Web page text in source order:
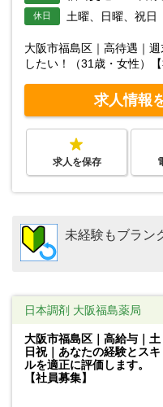
休日 土曜、日曜、祝日
大阪市福島区｜高待遇｜
したい！（31歳・女性）【
求人情報
求人を保存
未経験もブラン
日本調剤 大阪福島薬局
大阪市福島区｜高給与｜土
日祝｜あなたの経験とスキ
ルを適正に評価します。
【社員募集】